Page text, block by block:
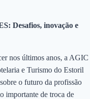
Desafios, inovação e
nos últimos anos, a AGIC
e Turismo do Estoril
o futuro da profissão
importante de troca de